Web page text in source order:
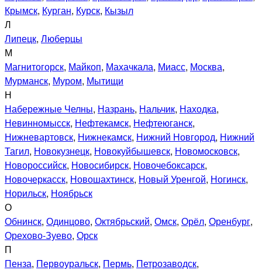
Крымск, Курган, Курск, Кызыл
Л
Липецк, Люберцы
М
Магнитогорск, Майкоп, Махачкала, Миасс, Москва,
Мурманск, Муром, Мытищи
Н
Набережные Челны, Назрань, Нальчик, Находка,
Невинномысск, Нефтекамск, Нефтеюганск,
Нижневартовск, Нижнекамск, Нижний Новгород, Нижний
Тагил, Новокузнецк, Новокуйбышевск, Новомосковск,
Новороссийск, Новосибирск, Новочебоксарск,
Новочеркасск, Новошахтинск, Новый Уренгой, Ногинск,
Норильск, Ноябрьск
О
Обнинск, Одинцово, Октябрьский, Омск, Орёл, Оренбург,
Орехово-Зуево, Орск
П
Пенза, Первоуральск, Пермь, Петрозаводск,